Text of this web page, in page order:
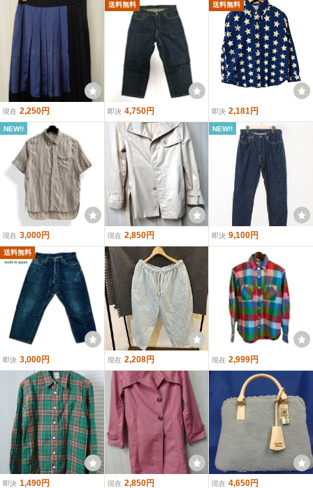
現在 2,250円
送料無料
即決 4,750円
送料無料
即決 2,181円
NEW!!
現在 3,000円 現在 2,850円
NEW!!
即決 9,100円
送料無料
即決 3,000円 現在 2,208円 現在 2,999円
即決 1,490円 現在 2,850円 現在 4,650円